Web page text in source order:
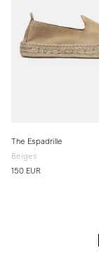
The Espadrille
Beiges
150 EUR